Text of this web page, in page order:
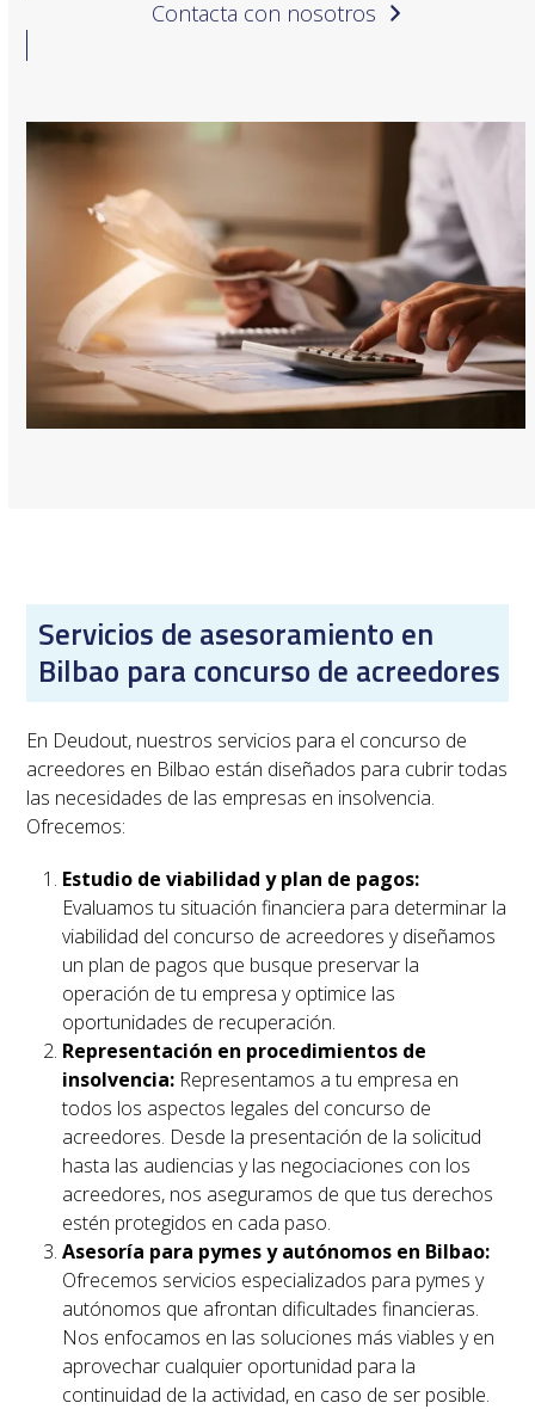
Contacta con nosotros
Servicios de asesoramiento en
Bilbao para concurso de acreedores
En Deudout, nuestros servicios para el concurso de
acreedores en Bilbao están diseñados para cubrir todas
las necesidades de las empresas en insolvencia.
Ofrecemos:
Estudio de viabilidad y plan de pagos:
Evaluamos tu situación financiera para determinar la
viabilidad del concurso de acreedores y diseñamos
un plan de pagos que busque preservar la
operación de tu empresa y optimice las
oportunidades de recuperación.
Representación en procedimientos de
insolvencia: Representamos a tu empresa en
todos los aspectos legales del concurso de
acreedores. Desde la presentación de la solicitud
hasta las audiencias y las negociaciones con los
acreedores, nos aseguramos de que tus derechos
estén protegidos en cada paso.
Asesoría para pymes y autónomos en Bilbao:
Ofrecemos servicios especializados para pymes y
autónomos que afrontan dificultades financieras.
Nos enfocamos en las soluciones más viables y en
aprovechar cualquier oportunidad para la
continuidad de la actividad, en caso de ser posible.